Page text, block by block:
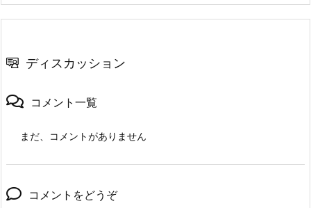
ディスカッション
コメント一覧
まだ、コメントがありません
コメントをどうぞ